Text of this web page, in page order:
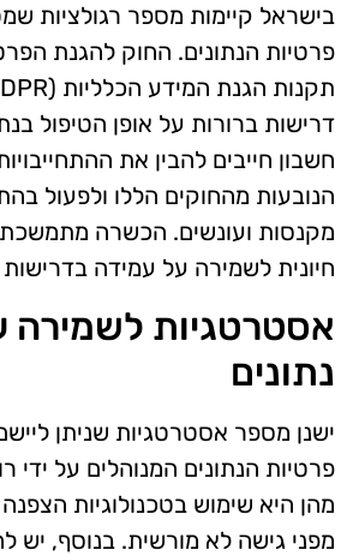
בישראל קיימות מספר רגולציות
פרטיות הנתונים. החוק להגנת
דרישות ברורות על אופן הטיפול
חשבון חייבים להבין את
הנובעות מהחוקים הללו ולפעול
מקנסות ועונשים. הכשרה
חיונית לשמירה על עמידה
אסטרטגיות לשמירה
נתונים
ישנן מספר אסטרטגיות שניתן
פרטיות הנתונים המנוהלים על ידי
מהן היא שימוש בטכנולוגיות
מפני גישה לא מורשית. בנוסף, יש